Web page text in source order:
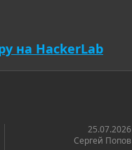
на HackerLab
25.07.2026
Сергей Попов